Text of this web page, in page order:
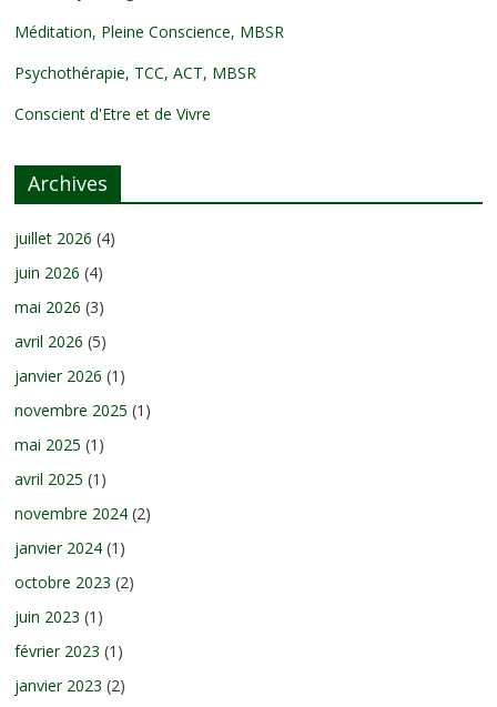
Méditation, Pleine Conscience, MBSR
Psychothérapie, TCC, ACT, MBSR
Conscient d'Etre et de Vivre
Archives
juillet 2026 (4)
juin 2026 (4)
mai 2026 (3)
avril 2026 (5)
janvier 2026 (1)
novembre 2025 (1)
mai 2025 (1)
avril 2025 (1)
novembre 2024 (2)
janvier 2024 (1)
octobre 2023 (2)
juin 2023 (1)
février 2023 (1)
janvier 2023 (2)